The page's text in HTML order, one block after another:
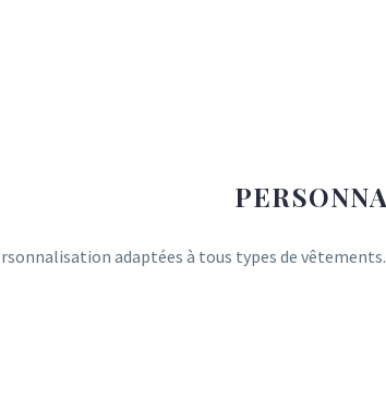
adaptées à tous types de